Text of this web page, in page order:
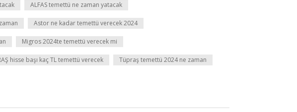
ALFAS temettü ne zaman yatacak
Astor ne kadar temettü verecek 2024
Migros 2024te temettü verecek mi
hisse başı kaç TL temettü verecek Tüpraş temettü 2024 ne zaman